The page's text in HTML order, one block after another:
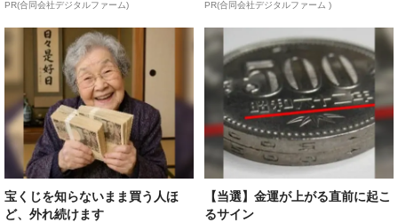
PR(合同会社デジタルファーム) PR(合同会社デジタルファーム )
宝くじを知らないまま買う人ほ
ど、外れ続けます
【当選】金運が上がる直前に起こ
るサイン